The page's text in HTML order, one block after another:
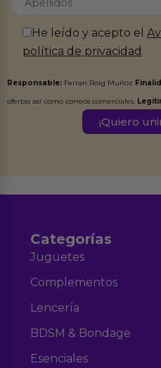
He leído y acepto el
política de privacidad
Responsable: Ferran Roig Muñoz
ofertas así como correos comerciales.
Destinatarios:Ferran
Categorías
Juguetes
Complementos
Lencería
BDSM & Bondage
Esenciales